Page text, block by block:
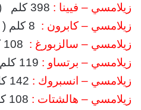
زيلامسي – فيينا : 398 كلم (4 ساعات وربع)
زيلامسي – كابرون : 8 كلم ( 10 دقائق )
زيلامسي – سالزبورغ : 108 كلم ( ساعة ونصف )
زيلامسي – برتساو : 119 كلم ( ساعتين )
زيلامسي – انسبروك : 142 كلم ( ساعتين )
زيلامسي – هالشتات : 108 كلم ( ساعتين )